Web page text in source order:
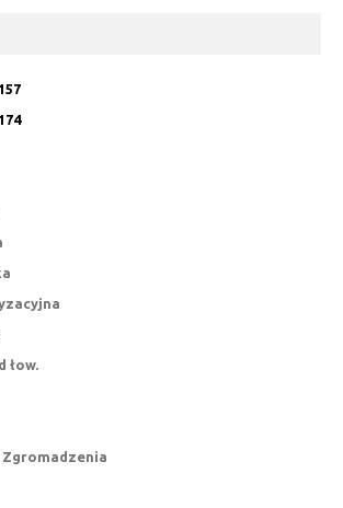
łow.
Zgromadzenia